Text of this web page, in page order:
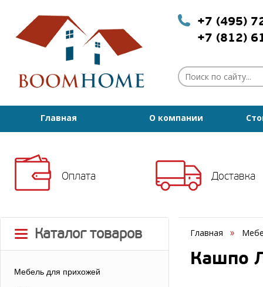
+7 (495)
+7 (812)
Главная О компании
Оплата Доставка
Каталог товаров
Мебель для прихожей
Главная
Кашпо